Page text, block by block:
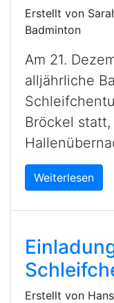
Erstellt von
Badminton
Am 21.
alljährliche
Bröckel
Weiterlesen
Erstellt von